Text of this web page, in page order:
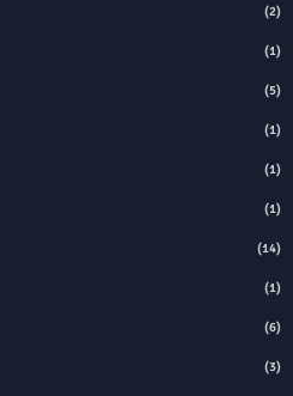
(2)
(1)
(5)
(1)
(1)
(1)
(14)
(1)
(6)
(3)